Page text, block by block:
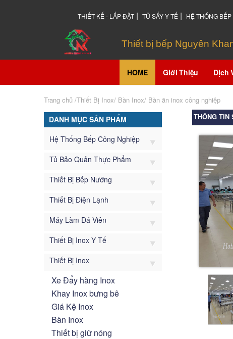
THIẾT KẾ - LẮP ĐẶT | TỦ SẤY Y TẾ | HỆ THỐNG BẾP
Thiết bị bếp Nguyên
HOME Giới Thiệu Dịch
Trang chủ /Thiết Bị Inox/ Bàn Inox/ Bàn ăn inox công nghiệp
THÔNG TIN
DANH MỤC SẢN PHẨM
Hệ Thống Bếp Công Nghiệp
Tủ Bảo Quản Thực Phẩm
Thiết Bị Bếp Nướng
Thiết Bị Điện Lạnh
Máy Làm Đá Viên
Thiết Bị Inox Y Tế
Thiết Bị Inox
Xe Đẩy hàng Inox
Khay Inox bưng bê
Giá Kệ Inox
Bàn Inox
Thiết bị giữ nóng